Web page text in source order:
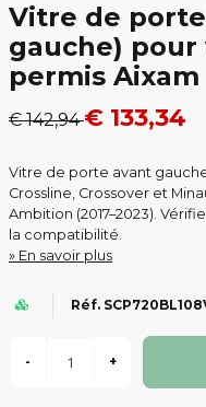
Vitre de
gauche)
permis Aixam
€ 142,94€ 133,34
Vitre de porte avant
Crossline, Crossover et
Ambition (2017–2023).
la compatibilité.
En savoir plus
Réf.
- +